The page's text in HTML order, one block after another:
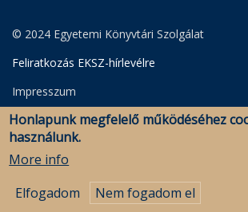
© 2024 Egyetemi Könyvtári Szolgálat
Feliratkozás EKSZ-hírlevélre
Impresszum
Adatkezelési Szabályzat
Honlapunk megfelelő működéséhez
használunk.
More info
Elfogadom
Nem fogadom el